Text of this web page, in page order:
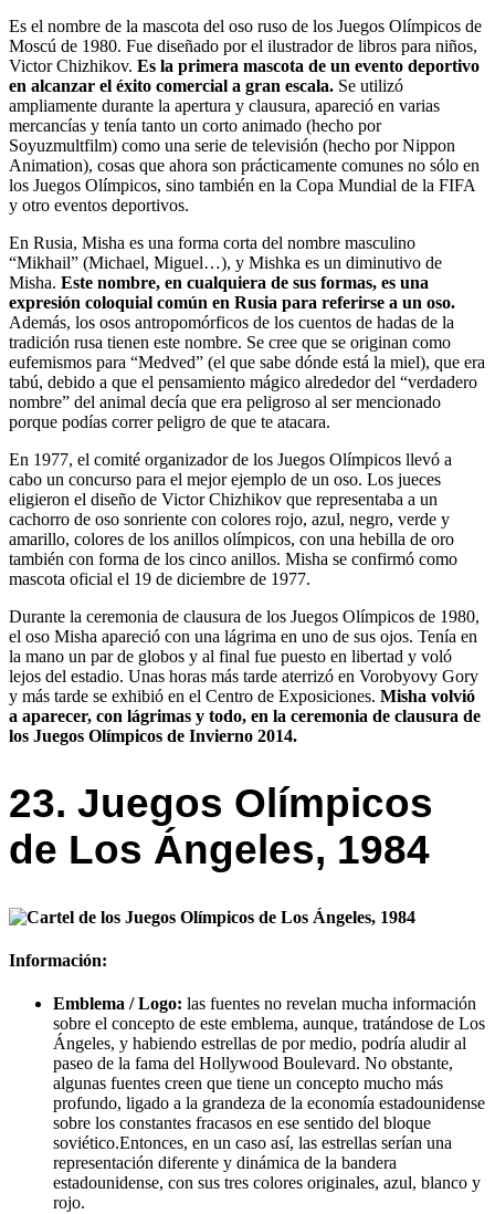
Es el nombre de la mascota del oso ruso de los Juegos Olímpicos de
Moscú de 1980. Fue diseñado por el ilustrador de libros para niños,
Victor Chizhikov. Es la primera mascota de un evento deportivo
en alcanzar el éxito comercial a gran escala. Se utilizó
ampliamente durante la apertura y clausura, apareció en varias
mercancías y tenía tanto un corto animado (hecho por
Soyuzmultfilm) como una serie de televisión (hecho por Nippon
Animation), cosas que ahora son prácticamente comunes no sólo en
los Juegos Olímpicos, sino también en la Copa Mundial de la FIFA
y otro eventos deportivos.
En Rusia, Misha es una forma corta del nombre masculino
“Mikhail” (Michael, Miguel…), y Mishka es un diminutivo de
Misha. Este nombre, en cualquiera de sus formas, es una
expresión coloquial común en Rusia para referirse a un oso.
Además, los osos antropomórficos de los cuentos de hadas de la
tradición rusa tienen este nombre. Se cree que se originan como
eufemismos para “Medved” (el que sabe dónde está la miel), que era
tabú, debido a que el pensamiento mágico alrededor del “verdadero
nombre” del animal decía que era peligroso al ser mencionado
porque podías correr peligro de que te atacara.
En 1977, el comité organizador de los Juegos Olímpicos llevó a
cabo un concurso para el mejor ejemplo de un oso. Los jueces
eligieron el diseño de Victor Chizhikov que representaba a un
cachorro de oso sonriente con colores rojo, azul, negro, verde y
amarillo, colores de los anillos olímpicos, con una hebilla de oro
también con forma de los cinco anillos. Misha se confirmó como
mascota oficial el 19 de diciembre de 1977.
Durante la ceremonia de clausura de los Juegos Olímpicos de 1980,
el oso Misha apareció con una lágrima en uno de sus ojos. Tenía en
la mano un par de globos y al final fue puesto en libertad y voló
lejos del estadio. Unas horas más tarde aterrizó en Vorobyovy Gory
y más tarde se exhibió en el Centro de Exposiciones. Misha volvió
a aparecer, con lágrimas y todo, en la ceremonia de clausura de
los Juegos Olímpicos de Invierno 2014.
23. Juegos Olímpicos
de Los Ángeles, 1984
Información:
Emblema / Logo: las fuentes no revelan mucha información
sobre el concepto de este emblema, aunque, tratándose de Los
Ángeles, y habiendo estrellas de por medio, podría aludir al
paseo de la fama del Hollywood Boulevard. No obstante,
algunas fuentes creen que tiene un concepto mucho más
profundo, ligado a la grandeza de la economía estadounidense
sobre los constantes fracasos en ese sentido del bloque
soviético.Entonces, en un caso así, las estrellas serían una
representación diferente y dinámica de la bandera
estadounidense, con sus tres colores originales, azul, blanco y
rojo.